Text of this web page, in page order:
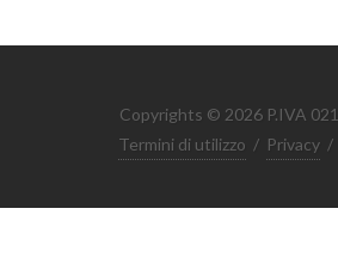
Copyrights © 2026 P.IVA
Termini di utilizzo / Privacy /